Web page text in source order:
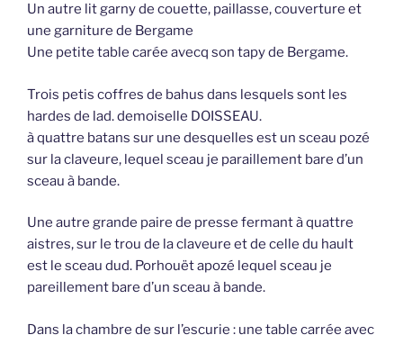
Un autre lit garny de couette, paillasse, couverture et
une garniture de Bergame
Une petite table carée avecq son tapy de Bergame.
Trois petis coffres de bahus dans lesquels sont les
hardes de lad. demoiselle DOISSEAU.
à quattre batans sur une desquelles est un sceau pozé
sur la claveure, lequel sceau je paraillement bare d’un
sceau à bande.
Une autre grande paire de presse fermant à quattre
aistres, sur le trou de la claveure et de celle du hault
est le sceau dud. Porhouët apozé lequel sceau je
pareillement bare d’un sceau à bande.
Dans la chambre de sur l’escurie : une table carrée avec